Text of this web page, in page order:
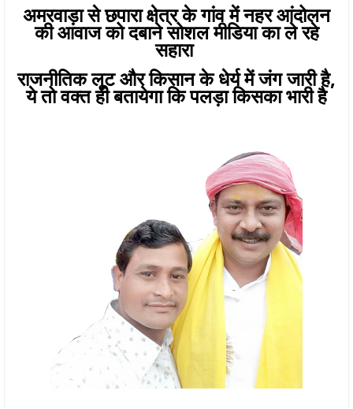
अमरवाड़ा से छपारा क्षेत्र के गांव में नहर आंदोलन
की आवाज को दबाने सोशल मीडिया का ले रहे
सहारा
राजनीतिक लूट और किसान के धेर्य में जंग जारी है,
ये तो वक्त ही बतायेगा कि पलड़ा किसका भारी है